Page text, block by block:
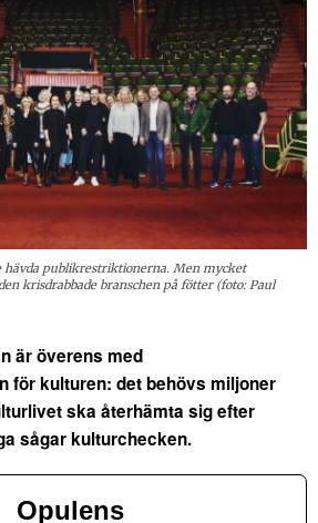
hävda publikrestriktionerna. Men mycket
krisdrabbade branschen på fötter (foto: Paul
är överens med
för kulturen: det behövs miljoner
ska återhämta sig efter
sågar kulturchecken.
Opulens